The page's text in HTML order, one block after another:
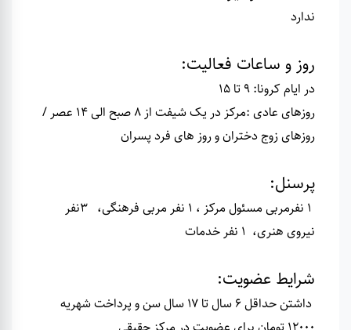
ندارد
روز و ساعات فعالیت:
در ایام کرونا: 9 تا 15
روزهای عادی :مرکز در یک شیفت از 8 صبح الی 14 عصر /
روزهای زوج دختران و روز های فرد پسران
پرسنل:
۱ نفرمربی مسئول مرکز ، 1 نفر مربی فرهنگی، 3نفر
نیروی هنری، 1 نفر خدمات
شرایط عضویت:
داشتن حداقل ۶ سال تا ۱۷ سال سن و پرداخت شهریه